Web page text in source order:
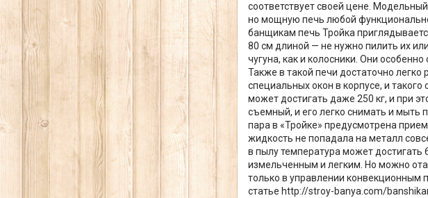
соответствует своей цене.
но мощную печь любой
банщикам печь Тройка
80 см длиной — не нужно пилить их
чугуна, как и колосники. Они
Также в такой печи достаточно
специальных окон в корпусе, и
может достигать даже 250 кг, и при
съемный, и его легко снимать и мыть
пара в «Тройке» предусмотрена
жидкость не попадала на металл
в пылу температура может достигать
измельченным и легким. Но можно
только в управлении конвекционным
статье http://stroy-banya.com/